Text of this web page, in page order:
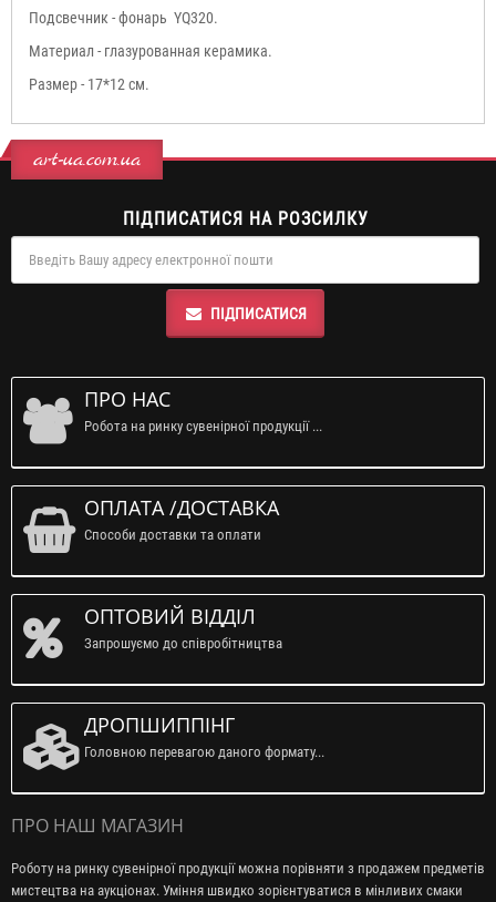
Подсвечник - фонарь YQ320.
Материал - глазурованная керамика.
Размер - 17*12 см.
art-ua.com.ua
ПІДПИСАТИСЯ НА РОЗСИЛКУ
ПІДПИСАТИСЯ
ПРО НАС
Робота на ринку сувенірної продукції ...
ОПЛАТА /ДОСТАВКА
Способи доставки та оплати
ОПТОВИЙ ВІДДІЛ
Запрошуємо до співробітництва
ДРОПШИППІНГ
Головною перевагою даного формату...
ПРО НАШ МАГАЗИН
Роботу на ринку сувенірної продукції можна порівняти з продажем предметів
мистецтва на аукціонах. Уміння швидко зорієнтуватися в мінливих смаки